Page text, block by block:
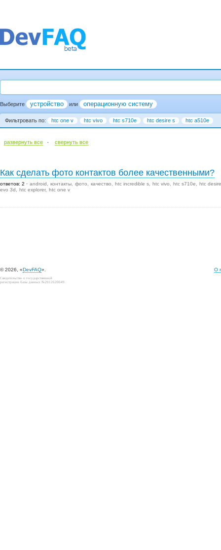
Выберите устройство или операционную систему
Фильтровать по: htc one v htc vivo htc s710e htc desire s htc a510e
развернуть все · cвернуть все
Как сделать фото контактов более качественными?
ответов: 2 android контакты фото качество htc incredible s htc vivo htc s710e
htc
evo 3d
htc explorer htc one v
© 2026, «DevFAQ». О
Свидетельство о государственной
регистрации базы данных №2012620649.